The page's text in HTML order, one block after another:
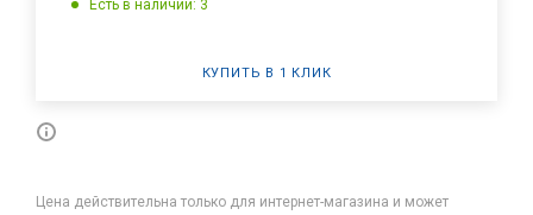
Есть в наличии: 3
КУПИТЬ В 1 КЛИК
Цена действительна только для интернет-магазина и может